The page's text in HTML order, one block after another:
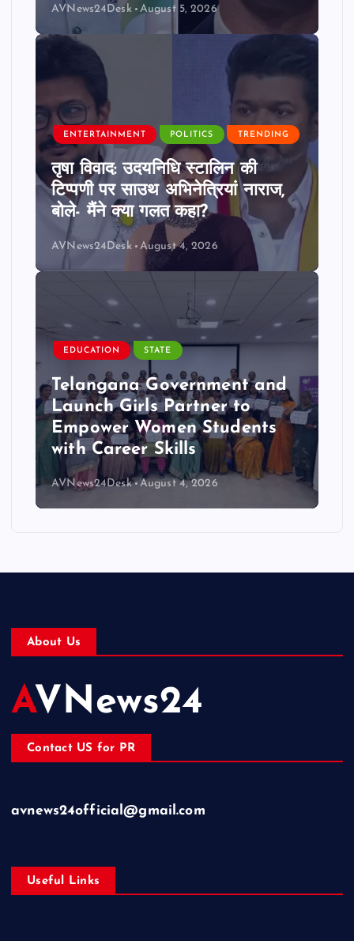
AVNews24Desk August 5, 2026
ENTERTAINMENT POLITICS TRENDING
तृषा विवाद: उदयनिधि स्टालिन की
टिप्पणी पर साउथ अभिनेत्रियां नाराज,
बोले- मैंने क्या गलत कहा?
AVNews24Desk August 4, 2026
EDUCATION STATE
Telangana Government and
Launch Girls Partner to
Empower Women Students
with Career Skills
AVNews24Desk August 4, 2026
About Us
AVNews24
Contact US for PR
avnews24official@gmail.com
Useful Links